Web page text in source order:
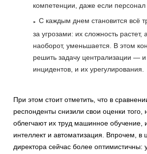
компетенции, даже если
С каждым днем становится всё
за угрозами: их сложность растет,
наоборот, уменьшается. В этом
решить задачу централизации —
инцидентов, и их урегулирования.
При этом стоит отметить, что в
респонденты снизили свои оценки того,
облегчают их труд машинное обучение,
интеллект и автоматизация. Впрочем, в
директора сейчас более оптимистичны: